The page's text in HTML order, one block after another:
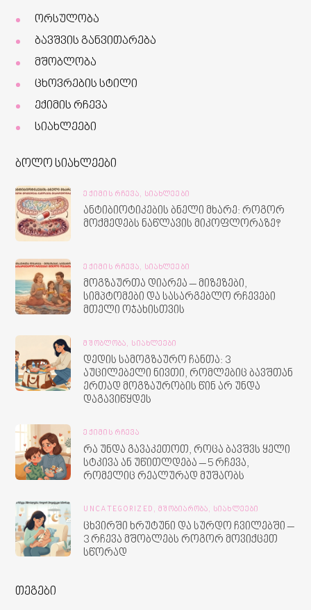
ორსულობა
ბავშვის განვითარება
მშობლობა
ცხოვრების სტილი
ექიმის რჩევა
სიახლეები
ბოლო სიახლეები
ᲔᲥᲘᲛᲘᲡ ᲠᲩᲔᲕᲐ, ᲡᲘᲐᲮᲚᲔᲔᲑᲘ
ანტიბიოტიკების ბნელი მხარე: როგორ
მოქმედებს ნაწლავის მიკოფლორაზე?
ᲔᲥᲘᲛᲘᲡ ᲠᲩᲔᲕᲐ, ᲡᲘᲐᲮᲚᲔᲔᲑᲘ
მოგზაურთა დიარეა – მიზეზები,
სიმპტომები და სასარგებლო რჩევები
მთელი ოჯახისთვის
ᲛᲨᲝᲑᲚᲝᲑᲐ, ᲡᲘᲐᲮᲚᲔᲔᲑᲘ
დედის სამოგზაურო ჩანთა: 3
აუცილებელი ნივთი, რომლებიც ბავშთან
ერთად მოგზაურობის წინ არ უნდა
დაგავიწყდეს
ᲔᲥᲘᲛᲘᲡ ᲠᲩᲔᲕᲐ
რა უნდა გავაკეთოთ, როცა ბავშვს ყელი
სტკივა ან უწითლდება – 5 რჩევა,
რომელიც რეალურად მუშაობს
UNCATEGORIZED, ᲛᲨᲝᲑᲘᲐᲠᲝᲑᲐ, ᲡᲘᲐᲮᲚᲔᲔᲑᲘ
ცხვირში ხრუტუნი და სურდო ჩვილებში –
3 რჩევა მშობლებს როგორ მოვიქცეთ
სწორად
თეგები